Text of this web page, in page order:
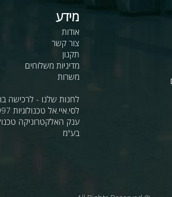
מידע
אודות
צור קשר
מדיניות משלוחים
משרות
לחנות שלנו - לרכישה ברשת